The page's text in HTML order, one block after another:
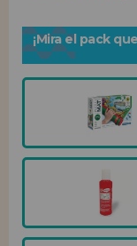
¡Mira el pack